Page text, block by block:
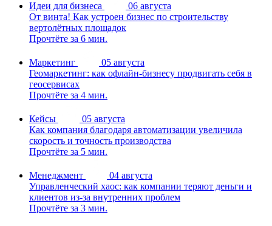
Идеи для бизнеса
06 августа
От винта! Как устроен бизнес по строительству
вертолётных площадок
Прочтёте за 6 мин.
Маркетинг
05 августа
Геомаркетинг: как офлайн-бизнесу продвигать себя в
геосервисах
Прочтёте за 4 мин.
Кейсы
05 августа
Как компания благодаря автоматизации увеличила
скорость и точность производства
Прочтёте за 5 мин.
Менеджмент
04 августа
Управленческий хаос: как компании теряют деньги и
клиентов из-за внутренних проблем
Прочтёте за 3 мин.